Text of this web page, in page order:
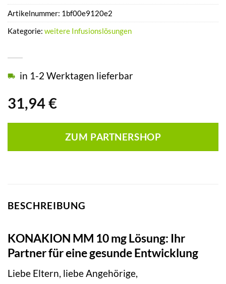
31,94€
in 1-2 Werktagen lieferbar
ZUM PARTNERSHOP
Artikelnummer: 1bf00e9120e2
Kategorie: weitere Infusionslösungen
BESCHREIBUNG
KONAKION MM 10 mg Lösung: Ihr
Partner für eine gesunde Entwicklung
Liebe Eltern, liebe Angehörige,